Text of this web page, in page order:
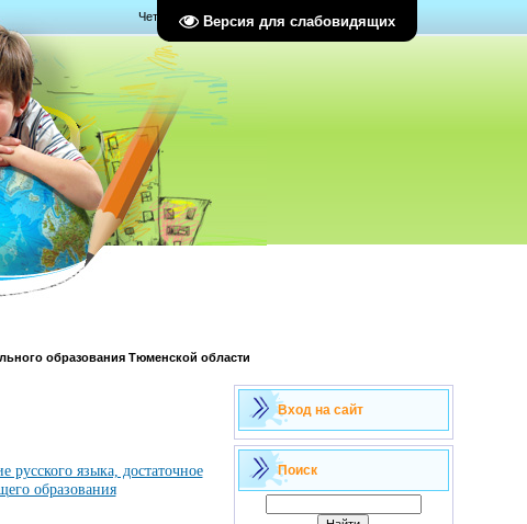
Версия для слабовидящих
Четверг, 06.08.2026, 08:34
образования Тюменской области
языка, достаточное
образования
Вход на сайт
Поиск